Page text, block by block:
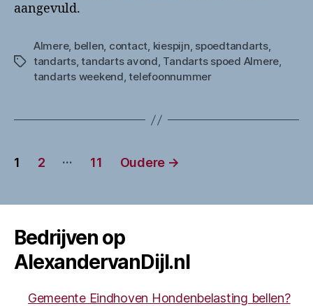
aangevuld.
Tags
Almere, bellen, contact, kiespijn, spoedtandarts,
tandarts,tandarts avond, Tandarts spoed Almere,
tandarts weekend,telefoonnummer
Berichten
1 2 … 11 Oudere →
Bedrijven op
AlexandervanDijl.nl
Gemeente Eindhoven Hondenbelasting bellen?